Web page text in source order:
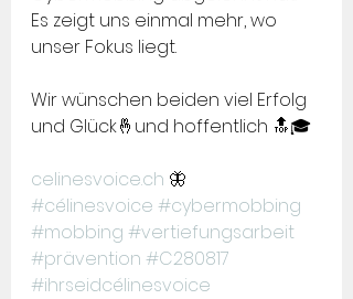
Es zeigt uns einmal mehr, wo
unser Fokus liegt.
Wir wünschen beiden viel Erfolg
und Glück🤞und hoffentlich 🔝🎓
celinesvoice.ch 🦋
#célinesvoice #cybermobbing
#mobbing #vertiefungsarbeit
#prävention #C280817
#ihrseidcélinesvoice